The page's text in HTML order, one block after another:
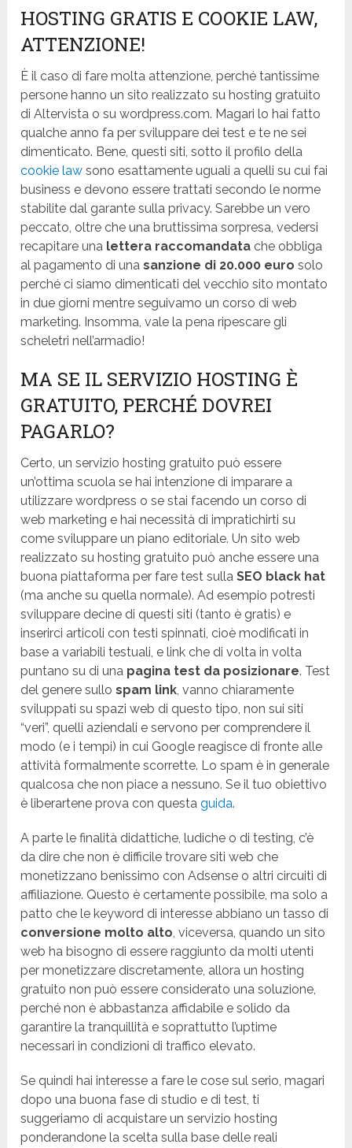
HOSTING GRATIS E COOKIE LAW,
ATTENZIONE!
È il caso di fare molta attenzione, perché tantissime
persone hanno un sito realizzato su hosting gratuito
di Altervista o su wordpress.com. Magari lo hai fatto
qualche anno fa per sviluppare dei test e te ne sei
dimenticato. Bene, questi siti, sotto il profilo della
cookie law sono esattamente uguali a quelli su cui fai
business e devono essere trattati secondo le norme
stabilite dal garante sulla privacy. Sarebbe un vero
peccato, oltre che una bruttissima sorpresa, vedersi
recapitare una lettera raccomandata che obbliga
al pagamento di unasanzione di 20.000 euro solo
perché ci siamo dimenticati del vecchio sito montato
in due giorni mentre seguivamo un corso di web
marketing. Insomma, vale la pena ripescare gli
scheletri nell’armadio!
MA SE IL SERVIZIO HOSTING È
GRATUITO, PERCHÉ DOVREI
PAGARLO?
Certo, un servizio hosting gratuito può essere
un’ottima scuola se hai intenzione di imparare a
utilizzare wordpress o se stai facendo un corso di
web marketing e hai necessità di impratichirti su
come sviluppare un piano editoriale. Un sito web
realizzato su hosting gratuito può anche essere una
buona piattaforma per fare test sullaSEO black hat
(ma anche su quella normale). Ad esempio potresti
sviluppare decine di questi siti (tanto è gratis) e
inserirci articoli con testi spinnati, cioè modificati in
base a variabili testuali, e link che di volta in volta
puntano su di una pagina test da posizionare. Test
del genere sullospam link, vanno chiaramente
sviluppati su spazi web di questo tipo, non sui siti
“veri”, quelli aziendali e servono per comprendere il
modo (e i tempi) in cui Google reagisce di fronte alle
attività formalmente scorrette. Lo spam è in generale
qualcosa che non piace a nessuno. Se il tuo obiettivo
è liberartene prova con questaguida.
A parte le finalità didattiche, ludiche o di testing, c’è
da dire che non è difficile trovare siti web che
monetizzano benissimo con Adsense o altri circuiti di
affiliazione. Questo è certamente possibile, ma solo a
patto che le keyword di interesse abbiano un tasso di
conversione molto alto, viceversa, quando un sito
web ha bisogno di essere raggiunto da molti utenti
per monetizzare discretamente, allora un hosting
gratuito non può essere considerato una soluzione,
perché non è abbastanza affidabile e solido da
garantire la tranquillità e soprattutto l’uptime
necessari in condizioni di traffico elevato.
Se quindi hai interesse a fare le cose sul serio, magari
dopo una buona fase di studio e di test, ti
suggeriamo di acquistare un servizio hosting
ponderandone la scelta sulla base delle reali